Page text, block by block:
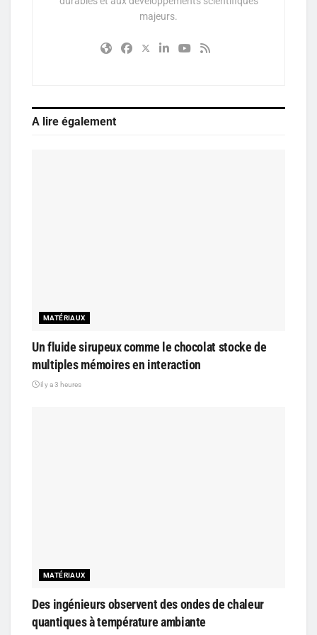
majeurs.
A lire également
MATÉRIAUX
Un fluide sirupeux comme le chocolat stocke de
multiples mémoires en interaction
il y a 3 heures
MATÉRIAUX
Des ingénieurs observent des ondes de chaleur
quantiques à température ambiante